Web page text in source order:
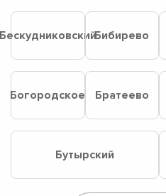
Бибирево
Богородское Братеево
Бутырский